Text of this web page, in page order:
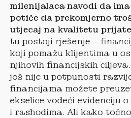
milenijalaca navodi da
potiče da prekomjerno
utjecaj na kvalitetu
tu postoji rješenje –
koji pomažu klijentima u
njihovih financijskih
još nije u potpunosti
financijama možete
ekselice vodeći evidenciju
i rashodima. Ali kako